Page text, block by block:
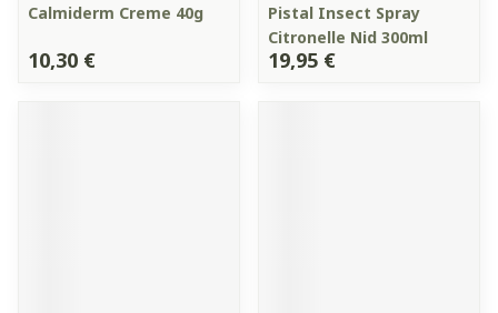
Calmiderm Creme 40g
10,30 €
Pistal Insect Spray
Citronelle Nid 300ml
19,95 €